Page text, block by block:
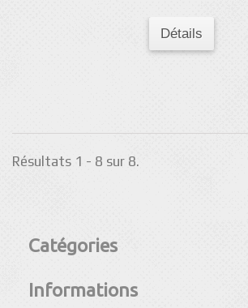
Détails
Résultats 1 - 8 sur 8.
Catégories
Informations